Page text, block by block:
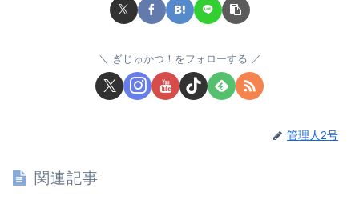
ぎじゅかつ！をフォローする
管理人2号
関連記事